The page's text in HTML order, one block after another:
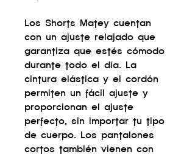
Los Shorts Matey cuentan
con un ajuste relajado que
garantiza que estés cómodo
durante todo el día. La
cintura elástica y el cordón
permiten un fácil ajuste y
proporcionan el ajuste
perfecto, sin importar tu tipo
de cuerpo. Los pantalones
cortos también vienen con